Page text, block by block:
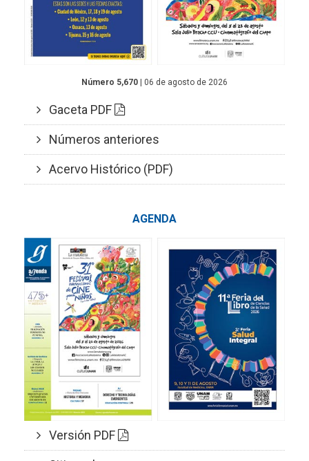
Número 5,670 | 06 de agosto de 2026
Gaceta PDF
Números anteriores
Acervo Histórico (PDF)
AGENDA
Versión PDF